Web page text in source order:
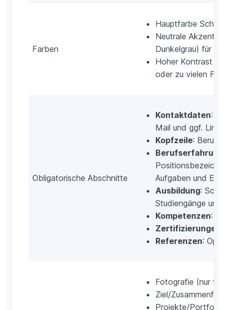
Farben
Hauptfarbe
Neutrale
Dunkelgrau) für
Hoher Kontrast
oder zu vielen
Obligatorische Abschnitte
Kontaktdaten:
Mail und ggf.
Kopfzeile: Beruf
Berufserfahrung
Aufgaben und
Ausbildung:
Studiengänge und
Kompetenzen:
Zertifizierungen
Referenzen:
Fotografie (nur
Ziel/
Projekte/Portfolio